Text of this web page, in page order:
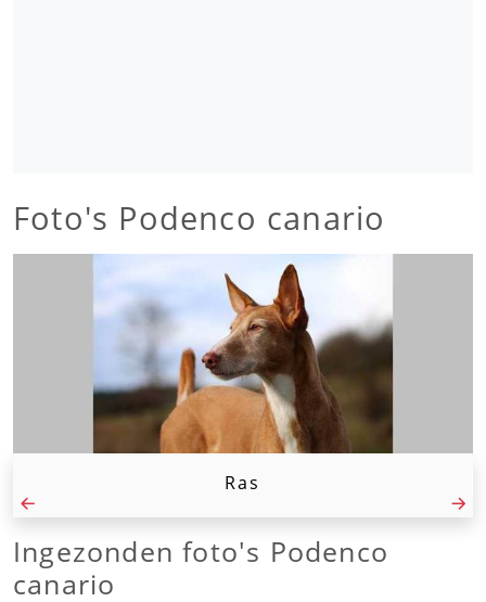
Foto's Podenco canario
Ras
Ingezonden foto's Podenco
canario